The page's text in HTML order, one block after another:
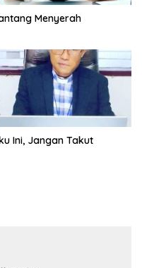
Menyerah
Ini, Jangan Takut